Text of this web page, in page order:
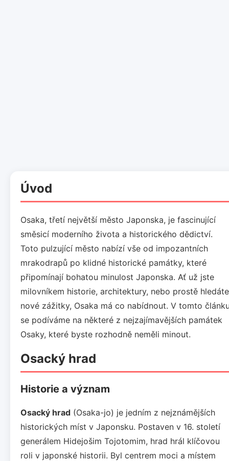
Úvod
Osaka, třetí největší město Japonska, je fascinující
směsicí moderního života a historického dědictví.
Toto pulzující město nabízí vše od impozantních
mrakodrapů po klidné historické památky, které
připomínají bohatou minulost Japonska. Ať už jste
milovníkem historie, architektury, nebo prostě hledáte
nové zážitky, Osaka má co nabídnout. V tomto
se podíváme na některé z nejzajímavějších památek
Osaky, které byste rozhodně neměli minout.
Osacký hrad
Historie a význam
Osacký hrad (Osaka-jo) je jedním z nejznámějších
historických míst v Japonsku. Postaven v 16. století
generálem Hidejošim Tojotomim, hrad hrál klíčovou
roli v japonské historii. Byl centrem moci a místem